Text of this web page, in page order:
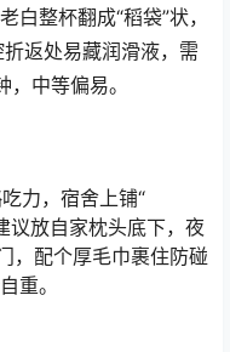
白整杯翻成“稻袋”状，
返处易藏润滑液，需
中等偏易。
力，宿舍上铺“
议放自家枕头底下，夜
，配个厚毛巾裹住防碰
重。